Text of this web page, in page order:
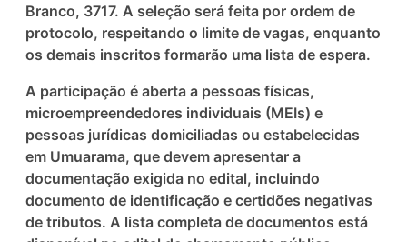
Branco, 3717. A seleção será feita por ordem de
protocolo, respeitando o limite de vagas, enquanto
os demais inscritos formarão uma lista de espera.
A participação é aberta a pessoas físicas,
microempreendedores individuais (MEIs) e
pessoas jurídicas domiciliadas ou estabelecidas
em Umuarama, que devem apresentar a
documentação exigida no edital, incluindo
documento de identificação e certidões negativas
de tributos. A lista completa de documentos está